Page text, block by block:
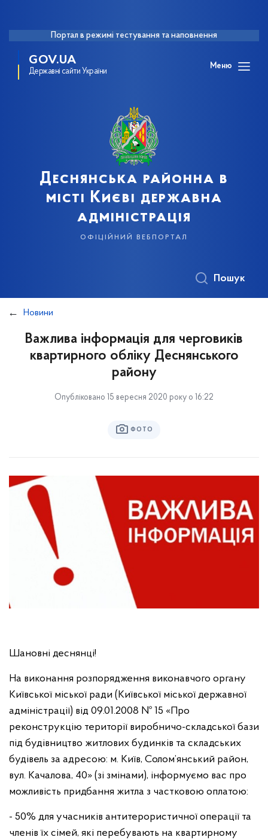
Портал в режимі тестування та наповнення
GOV.UA
Державні сайти України
Меню
Деснянська районна в
місті Києві державна
адміністрація
офіційний вебпортал
Пошук
Новини
Важлива інформація для черговиків
квартирного обліку Деснянського
району
Опубліковано 15 вересня 2020 року о 16:22
ФОТО
Шановні деснянці!
На виконання розпорядження виконавчого органу
Київської міської ради (Київської міської державної
адміністрації) від 09.01.2008 № 15 «Про
реконструкцію території виробничо-складської бази
під будівництво житлових будинків та складських
будівель за адресою: м. Київ, Солом’янський район,
вул. Качалова, 40» (зі змінами), інформуємо вас про
можливість придбання житла з частковою оплатою:
- 50% для учасників антитерористичної операції та
членів їх сімей, які перебувають на квартирному